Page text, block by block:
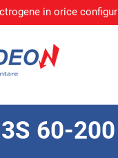
in orice
60-